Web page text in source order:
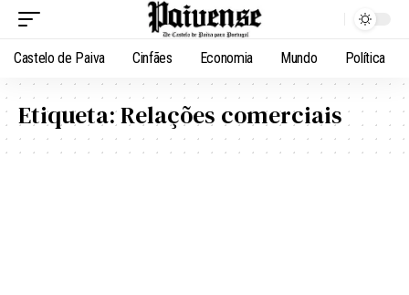
Castelo de Paiva Cinfães Economia Mundo Política
Etiqueta:Relações comerciais